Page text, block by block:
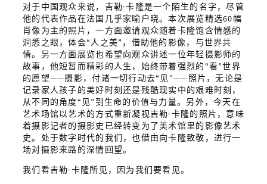
对于中国观众来说，吉勒·卡隆是一个陌生的名字，尽管
他的代表作品在法国几乎家喻户晓。本次展览精选60幅
肖像为主的照片，一方面邀请观众随着卡隆饱含情感的
洞悉之眼，体会“人之美”，借助他的影像，与世界共
情。另一方面展览也希望向观众讲述一位年轻摄影师的
故事，他短暂而精彩的人生，始终带着强烈的“看”世界
的愿望——摄影，付诸一切行动去“见”——照片，无论是
记录家人孩子的美好时刻还是残酷现实中的艰难时刻，
从不同的角度“见”到生命的价值与力量。另外，今天在
艺术场馆以艺术的方式重新凝视吉勒·卡隆的照片，意味
着摄影记者的摄影史已经转变为了美术馆里的影像艺术
史。处于数字时代的我们，也借由向卡隆致敬，进行一
场对摄影来路的深情回望。
我们看吉勒·卡隆所见，因为我们要看见。